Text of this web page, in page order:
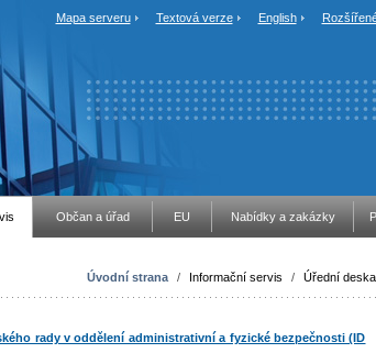
Mapa serveru Textová verze English
Občan a úřad EU Nabídky a zakázky
Úvodní strana / Informační servis / Úřední deska
rady v oddělení administrativní a fyzické bezpečnosti (ID